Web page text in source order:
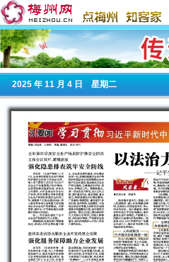
2025 年 11 月 4 日 星期二